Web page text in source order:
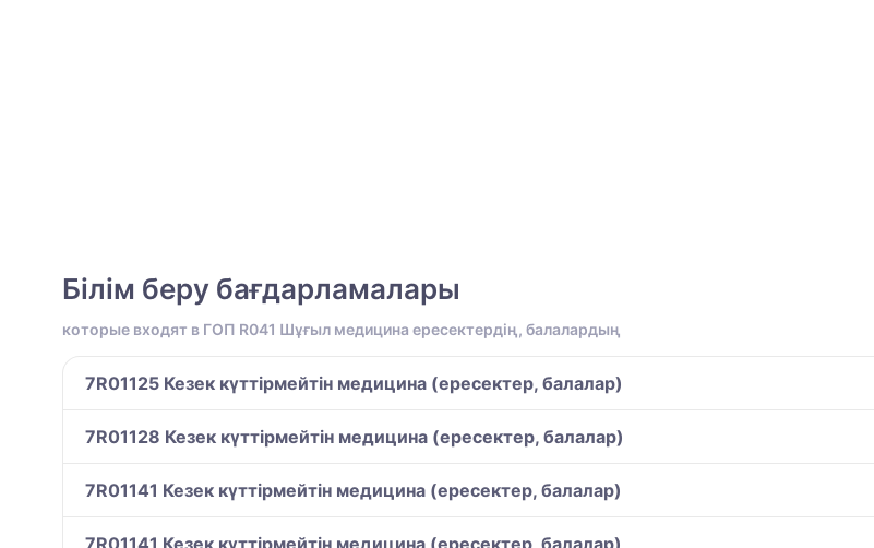
Білім беру бағдарламалары
которые входят в ГОП R041 Шұғыл медицина ересектердің, балалардың
7R01125 Кезек күттірмейтін медицина (ересектер, балалар)
7R01128 Кезек күттірмейтін медицина (ересектер, балалар)
7R01141 Кезек күттірмейтін медицина (ересектер, балалар)
7R01141 Кезек күттірмейтін медицина (ересектер, балалар)